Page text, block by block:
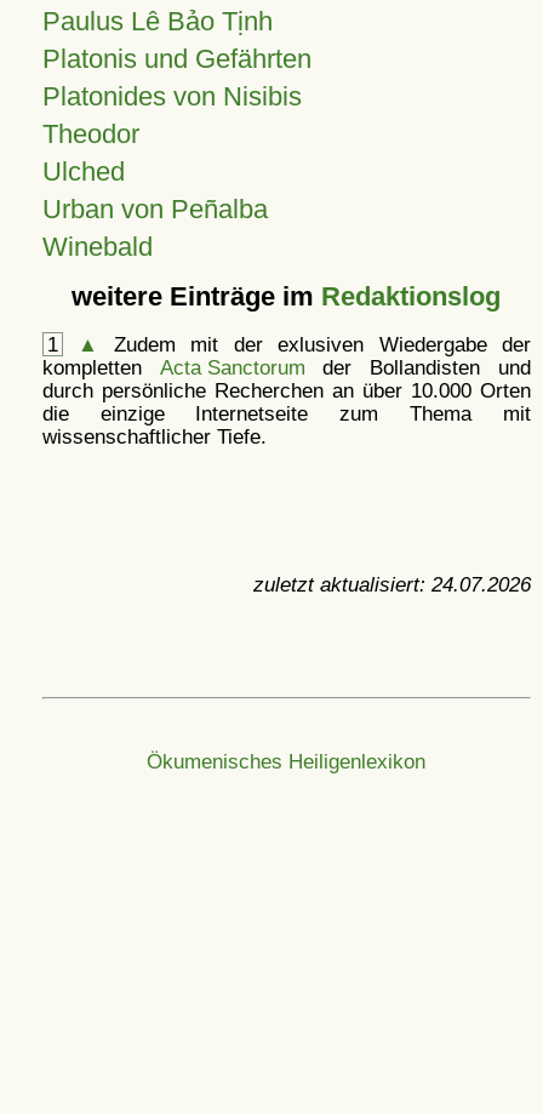
Paulus Lê Bảo Tịnh
Platonis und Gefährten
Platonides von Nisibis
Theodor
Ulched
Urban von Peñalba
Winebald
weitere Einträge im Redaktionslog
1 ▲
Zudem mit der exlusiven Wiedergabe der
kompletten Acta Sanctorum der Bollandisten und
durch persönliche Recherchen an über 10.000 Orten
die einzige Internetseite zum Thema mit
wissenschaftlicher Tiefe.
zuletzt aktualisiert: 24.07.2026
Ökumenisches Heiligenlexikon